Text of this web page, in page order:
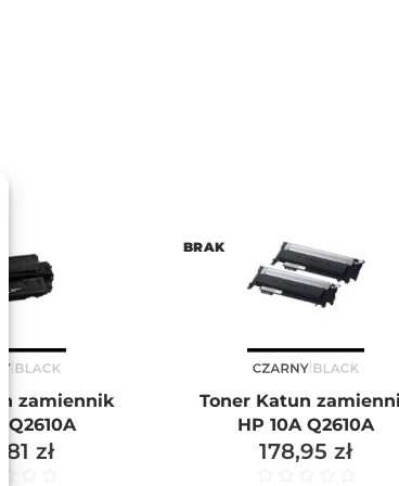
zamiennik
Q2610A
zł
BRAK
Toner Katun
HP 10A Q2610A
178,95 zł